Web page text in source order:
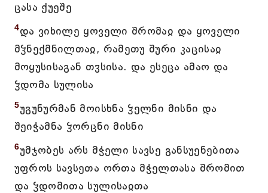
ცასა ქუეშე
4და ვიხილე ყოველი შრომაჲ და ყოველი
მჴნექმნილთაჲ, რამეთუ შური კაცისაჲ
მოყუსისაგან თჳსისა. და ესეცა ამაო და
ჴდომა სულისა
5უგუნურმან მოისხნა ჴელნი მისნი და
შეიჭამნა ჴორცნი მისნი
6უმჯობეს არს მჭელი სავსე განსუენებითა
უფროს სავსეთა ორთა მჭელთასა შრომით
და ჴდომითა სულისაჲთა